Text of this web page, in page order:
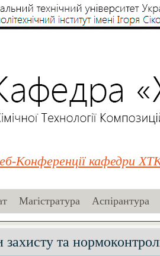
Конференції кафедри
Магістратура Аспірантура
захисту та